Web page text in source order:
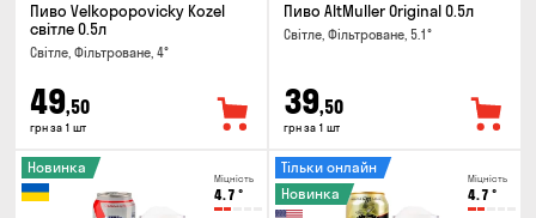
Пиво Velkopopovicky Kozel
світле 0.5л
Світле, Фільтроване, 4°
49,50
грн за 1 шт
Пиво AltMuller Original 0.5л
Світле, Фільтроване, 5.1°
39,50
грн за 1 шт
Міцність
4.7 °
Новинка
Міцність
4.7 °
Тільки онлайн
Новинка